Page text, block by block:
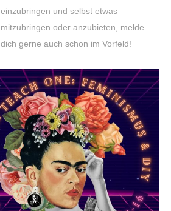
einzubringen und selbst etwas
mitzubringen oder anzubieten, melde
dich gerne auch schon im Vorfeld!